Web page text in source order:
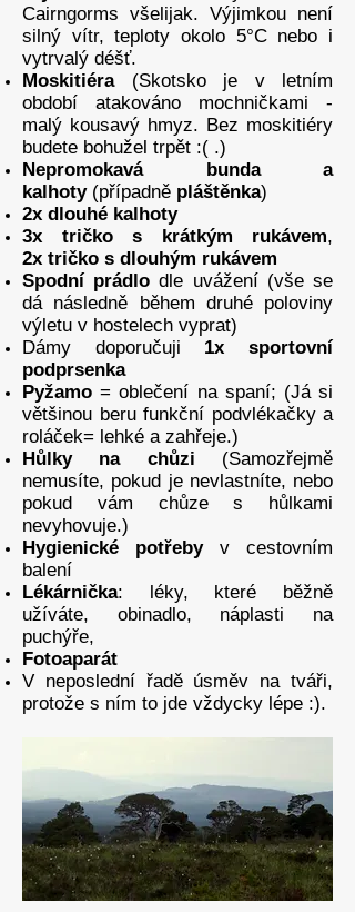
Cairngorms všelijak. Výjimkou není
silný vítr, teploty okolo 5°C nebo i
vytrvalý déšť.
Moskitiéra(Skotsko je v letním
období atakováno mochničkami -
malý kousavý hmyz. Bez moskitiéry
budete bohužel trpět :( .)
Nepromokavá bunda a
kalhoty(případně pláštěnka)
2x dlouhé kalhoty
3x tričko s krátkým rukávem,
2x tričko s dlouhým rukávem
Spodní prádlo dle uvážení (vše se
dá následně během druhé poloviny
výletu v hostelech vyprat)
Dámy doporučuji 1x sportovní
podprsenka
Pyžamo = oblečení na spaní; (Já si
většinou beru funkční podvlékačky a
roláček= lehké a zahřeje.)
Hůlky na chůzi (Samozřejmě
nemusíte, pokud je nevlastníte, nebo
pokud vám chůze s hůlkami
nevyhovuje.)
Hygienické potřebyv cestovním
balení
Lékárnička: léky, které běžně
užíváte, obinadlo, náplasti na
puchýře,
Fotoaparát
V neposlední řadě úsměv na tváři,
protože s ním to jde vždycky lépe :).